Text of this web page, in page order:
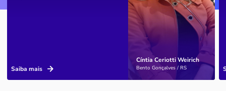
Cíntia Ceriotti Weirich
Bento Gonçalves / RS
Saiba mais